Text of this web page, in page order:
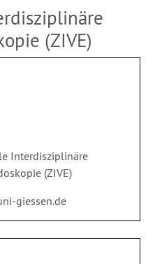
(ZIVE)
Interdisziplinäre
(ZIVE)
giessen.de